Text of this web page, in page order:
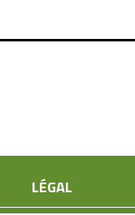
LÉGAL